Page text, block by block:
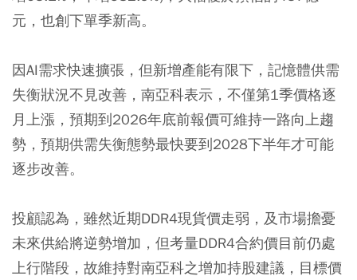
元，也創下單季新高。
因AI需求快速擴張，但新增產能有限下，記憶體供需
失衡狀況不見改善，南亞科表示，不僅第1季價格逐
月上漲，預期到2026年底前報價可維持一路向上趨
勢，預期供需失衡態勢最快要到2028下半年才可能
逐步改善。
投顧認為，雖然近期DDR4現貨價走弱，及市場擔憂
未來供給將逆勢增加，但考量DDR4合約價目前仍處
上行階段，故維持對南亞科之增加持股建議，目標價